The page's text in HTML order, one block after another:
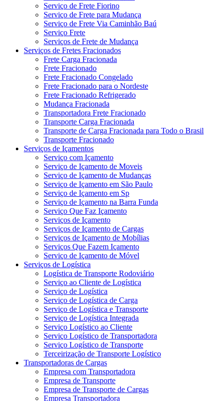
Serviço de Frete Fiorino
Serviço de Frete para Mudança
Serviço de Frete Via Caminhão Baú
Serviço Frete
Serviços de Frete de Mudança
Serviços de Fretes Fracionados
Frete Carga Fracionada
Frete Fracionado
Frete Fracionado Congelado
Frete Fracionado para o Nordeste
Frete Fracionado Refrigerado
Mudança Fracionada
Transportadora Frete Fracionado
Transporte Carga Fracionada
Transporte de Carga Fracionada para Todo o Brasil
Transporte Fracionado
Serviços de Içamentos
Serviço com Içamento
Serviço de Içamento de Moveis
Serviço de Içamento de Mudanças
Serviço de Içamento em São Paulo
Serviço de Içamento em Sp
Serviço de Içamento na Barra Funda
Serviço Que Faz Içamento
Serviços de Içamento
Serviços de Içamento de Cargas
Serviços de Içamento de Mobílias
Serviços Que Fazem Içamento
Serviço de Içamento de Móvel
Serviços de Logística
Logística de Transporte Rodoviário
Serviço ao Cliente de Logística
Serviço de Logística
Serviço de Logística de Carga
Serviço de Logística e Transporte
Serviço de Logística Integrada
Serviço Logístico ao Cliente
Serviço Logístico de Transportadora
Serviço Logístico de Transporte
Terceirização de Transporte Logístico
Transportadoras de Cargas
Empresa com Transportadora
Empresa de Transporte
Empresa de Transporte de Cargas
Empresa Transportadora